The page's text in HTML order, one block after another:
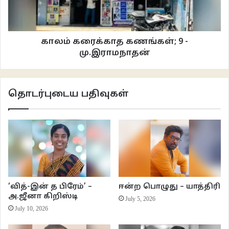
என்ன ஆராய்ச்சி பண்றான்? மனநிலை சரி இல்லாதவனோ? தான் உண்டு தன்
வேலை உண்டுன்னு சிவனேன்னு இருந்தவளுக்கு இதென்ன புது இம்சை? எனக்கு
ஆயிரம் வேலை இருக்கிறது. காதலுக்கெல்லாம் நேரம் ஏது? பிடிப்பதும் இல்லை.
ஊரில் எவ்வளவு பேர் இருக்க இப்படியான என்னை ஏன் தொடர்கிறான்?
பார்க்க ஆரம்பித்து மூணு மாசம் ஆகி டெல்லியில் ஒரு பையன் செட்டாகி விட்டது.
திருமண நாள் விரைவில் ஃபிக்ஸ் ஆகிவிடும். மறுபடியும் யோசித்து ஒரு முடிவிற்கு
பாசிட்டீவ் அப்ரோச்தான் பெஸ்ட். லெட் மீ மீட் ஹிம் அண்ட் கவுன்சில் ஹிம்
ஜெண்ட்லி. பையா, கம் ஃபார்வேர்ட்…! அடுத்த வாரத்தில் முதல் நாள் திங்கள்
கிழமை. வழக்கமாகப் பின் தொடர்ந்தான் அந்தப் பையன். வர்ஷினி மெதுவாக
நடந்து அவன் எதிர்பார்க்காத சமயத்தில் விடுவிடுவென கிட்டத்தில் நெருங்கி,
’ஹலோ ஐ ஆம் வர்ஷினி’ என்று அழைத்து புன்னகையுடன் கைகுலுக்கித்
காலம் கரைக்காத கணங்கள்; 9 -
மு.இராமநாதன்
தொடர்புடைய பதிவுகள்
‘வித்-இன் த பிரேம்’ –
அ.ஜீனா கிறிஸ்டி
July 10, 2026
ஈன்ற பொழுது – யாத்திரி
July 5, 2026